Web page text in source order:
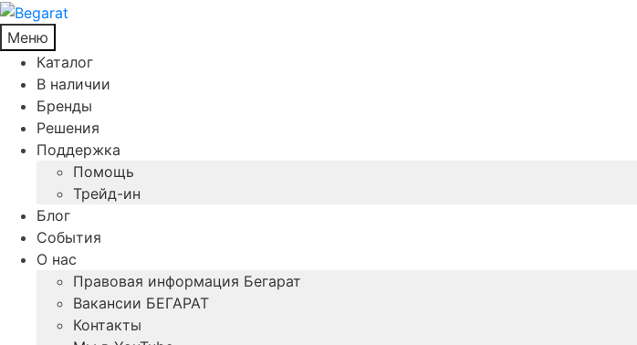
Меню
Каталог
В наличии
Бренды
Решения
Поддержка
Помощь
Трейд-ин
Блог
События
О нас
Правовая информация Бегарат
Вакансии БЕГАРАТ
Контакты